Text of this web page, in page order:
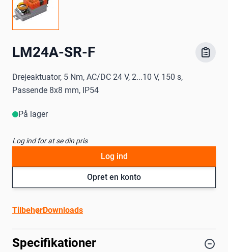
LM24A-SR-F
Drejeaktuator, 5 Nm, AC/DC 24 V, 2...10 V, 150 s,
Passende 8x8 mm, IP54
På lager
Log ind for at se din pris
Opret en konto
Log ind
TilbehørDownloads
Specifikationer